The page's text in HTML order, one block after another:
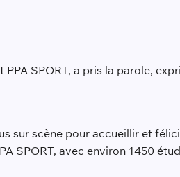
SPORT, a pris la parole,
sur scène pour accueillir et
SPORT, avec environ 1450